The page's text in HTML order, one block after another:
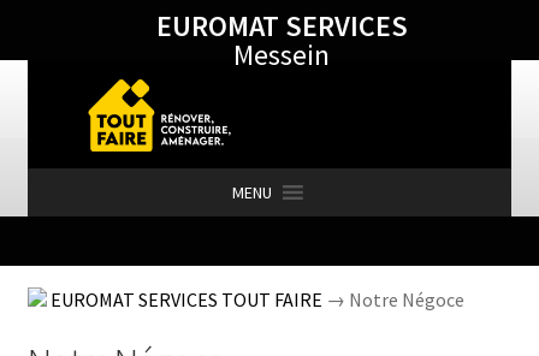
à
navigation
au
EUROMAT SERVICES
Messein
MENU
EUROMAT SERVICES TOUT FAIRE → Notre Négoce